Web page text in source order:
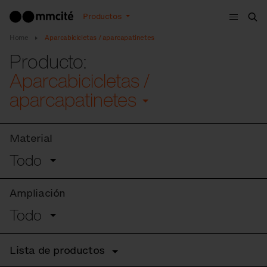
Productos
Menú
Home Aparcabicicletas / aparcapatinetes
Producto:
Aparcabicicletas /
aparcapatinetes
Material
Todo
Ampliación
Todo
Lista de productos